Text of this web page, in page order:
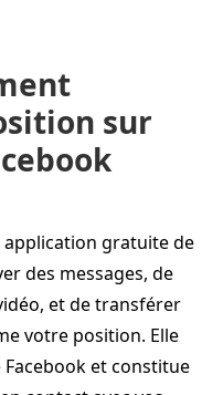
sur
application gratuite de
des messages, de
et de transférer
votre position. Elle
et constitue